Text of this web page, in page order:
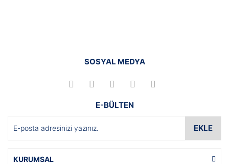
SOSYAL MEDYA
E-BÜLTEN
EKLE
KURUMSAL